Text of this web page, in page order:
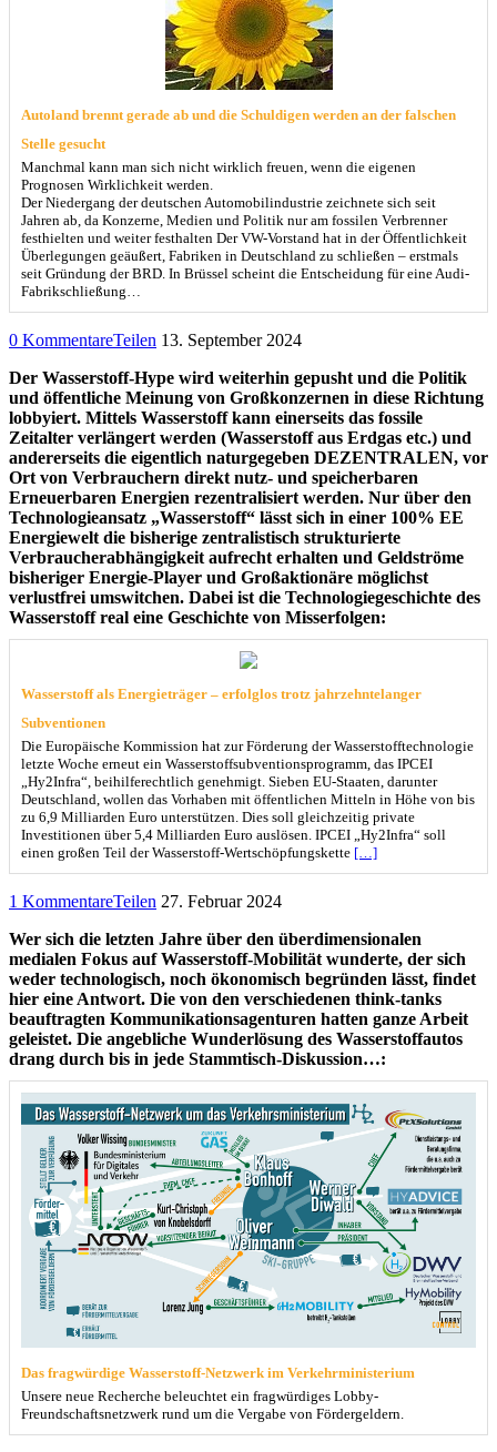
Autoland brennt gerade ab und die Schuldigen werden an der falschen
Stelle gesucht
Manchmal kann man sich nicht wirklich freuen, wenn die eigenen
Prognosen Wirklichkeit werden.
Der Niedergang der deutschen Automobilindustrie zeichnete sich seit
Jahren ab, da Konzerne, Medien und Politik nur am fossilen Verbrenner
festhielten und weiter festhalten Der VW-Vorstand hat in der Öffentlichkeit
Überlegungen geäußert, Fabriken in Deutschland zu schließen – erstmals
seit Gründung der BRD. In Brüssel scheint die Entscheidung für eine Audi-
Fabrikschließung…
0 KommentareTeilen 13. September 2024
Der Wasserstoff-Hype wird weiterhin gepusht und die Politik
und öffentliche Meinung von Großkonzernen in diese Richtung
lobbyiert. Mittels Wasserstoff kann einerseits das fossile
Zeitalter verlängert werden (Wasserstoff aus Erdgas etc.) und
andererseits die eigentlich naturgegeben DEZENTRALEN, vor
Ort von Verbrauchern direkt nutz- und speicherbaren
Erneuerbaren Energien rezentralisiert werden. Nur über den
Technologieansatz „Wasserstoff“ lässt sich in einer 100% EE
Energiewelt die bisherige zentralistisch strukturierte
Verbraucherabhängigkeit aufrecht erhalten und Geldströme
bisheriger Energie-Player und Großaktionäre möglichst
verlustfrei umswitchen. Dabei ist die Technologiegeschichte des
Wasserstoff real eine Geschichte von Misserfolgen:
Wasserstoff als Energieträger – erfolglos trotz jahrzehntelanger
Subventionen
Die Europäische Kommission hat zur Förderung der Wasserstofftechnologie
letzte Woche erneut ein Wasserstoffsubventionsprogramm, das IPCEI
„Hy2Infra“, beihilferechtlich genehmigt. Sieben EU-Staaten, darunter
Deutschland, wollen das Vorhaben mit öffentlichen Mitteln in Höhe von bis
zu 6,9 Milliarden Euro unterstützen. Dies soll gleichzeitig private
Investitionen über 5,4 Milliarden Euro auslösen. IPCEI „Hy2Infra“ soll
einen großen Teil der Wasserstoff-Wertschöpfungskette […]
1 KommentareTeilen 27. Februar 2024
Wer sich die letzten Jahre über den überdimensionalen
medialen Fokus auf Wasserstoff-Mobilität wunderte, der sich
weder technologisch, noch ökonomisch begründen lässt, findet
hier eine Antwort. Die von den verschiedenen think-tanks
beauftragten Kommunikationsagenturen hatten ganze Arbeit
geleistet. Die angebliche Wunderlösung des Wasserstoffautos
drang durch bis in jede Stammtisch-Diskussion…:
Das fragwürdige Wasserstoff-Netzwerk im Verkehrministerium
Unsere neue Recherche beleuchtet ein fragwürdiges Lobby-
Freundschaftsnetzwerk rund um die Vergabe von Fördergeldern.